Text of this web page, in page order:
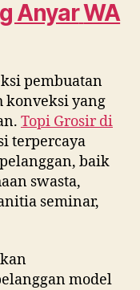
Anyar
WA
6854
AnyarWA
pembuatan
konveksi yang
Topi Grosir di
terpercaya
baik
swasta,
seminar,
model